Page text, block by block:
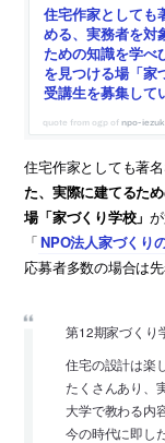
住宅作家としても
める、実務者を対
ための知識を学べ
を見つける場「家
受講生を募集して
npo-
住宅作家としても著
た、実際に建てるた
場「家づくり学校」
「NPO法人家づくり
応募者多数の場合は
第12期家づく
住宅の設計は楽
たくさんあり、
大学で教わる内
今の時代に即し